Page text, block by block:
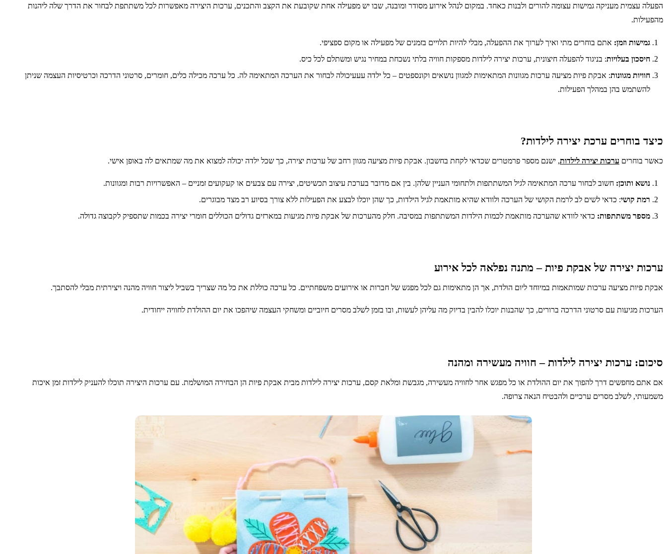
הפעלה עצמית מעניקה גמישות עצומה להורים ולבנות כאחד. במקום לנהל אירוע מסודר ומובנה, שבו יש מפעילה אחת שקובעת את הקצב והתכנים, ערכות היצירה מאפשרות לכל משתתפת לבחור את הדרך שלה ליהנות
מהפעילות.
גמישות וזמן: אתם בוחרים מתי ואיך לערוך את ההפעלה, מבלי להיות תלויים בזמנים של מפעילה או מקום ספציפי.
חיסכון בעלויות: בניגוד להפעלה חיצונית, ערכות יצירה לילדות מספקות חוויה בלתי נשכחת במחיר נגיש ומשתלם לכל כיס.
חוויות מגוונות: אבקת פיות מציעה ערכות מגוונות המתאימות למגוון נושאים וקונספטים – כל ילדה עעעיכולה לבחור את הערכה המתאימה לה. כל ערכה מכילה כלים, חומרים, סרטוני הדרכה וכרטיסיות העצמה שניתן
להשתמש בהן במהלך הפעילות.
כיצד בוחרים ערכת יצירה לילדות?
כאשר בוחרים ערכות יצירה לילדות, ישנם מספר פרמטרים שכדאי לקחת בחשבון. אבקת פיות מציעה מגוון רחב של ערכות יצירה, כך שכל ילדה יכולה למצוא את מה שמתאים לה באופן אישי.
נושא ותוכן: חשוב לבחור ערכה המתאימה לגיל המשתתפות ולתחומי העניין שלהן. בין אם מדובר בערכת עיצוב תכשיטים, יצירה עם צבעים או קעקועים זמניים – האפשרויות רבות ומגוונות.
רמת קושי: כדאי לשים לב לרמת הקושי של הערכה ולוודא שהיא מותאמת לגיל הילדות, כך שהן יוכלו לבצע את הפעילות ללא צורך בסיוע רב מצד מבוגרים.
מספר משתתפות: כדאי לוודא שהערכה מותאמת לכמות הילדות המשתתפות במסיבה. חלק מהערכות של אבקת פיות מגיעות במארזים גדולים הכוללים חומרי יצירה בכמות שתספיק לקבוצה גדולה.
ערכות יצירה של אבקת פיות – מתנה נפלאה לכל אירוע
אבקת פיות מציעה ערכות שמותאמות במיוחד ליום הולדת, אך הן מתאימות גם לכל מפגש של חברות או אירועים משפחתיים. כל ערכה כוללת את כל מה שצריך בשביל ליצור חוויה מהנה ויצירתית מבלי להסתבך.
הערכות מגיעות עם סרטוני הדרכה ברורים, כך שהבנות יוכלו להבין בדיוק מה עליהן לעשות, ובו בזמן לשלב מסרים חיוביים ומשחקי העצמה שיהפכו את יום ההולדת לחוויה ייחודית.
סיכום: ערכות יצירה לילדות – חוויה מעשירה ומהנה
אם אתם מחפשים דרך להפוך את יום ההולדת או כל מפגש אחר לחוויה מעשירה, מגבשת ומלאת קסם, ערכות יצירה לילדות מבית אבקת פיות הן הבחירה המושלמת. עם ערכות היצירה תוכלו להעניק לילדות זמן איכות
משמעותי, לשלב מסרים ערכיים ולהבטיח הנאה צרופה.